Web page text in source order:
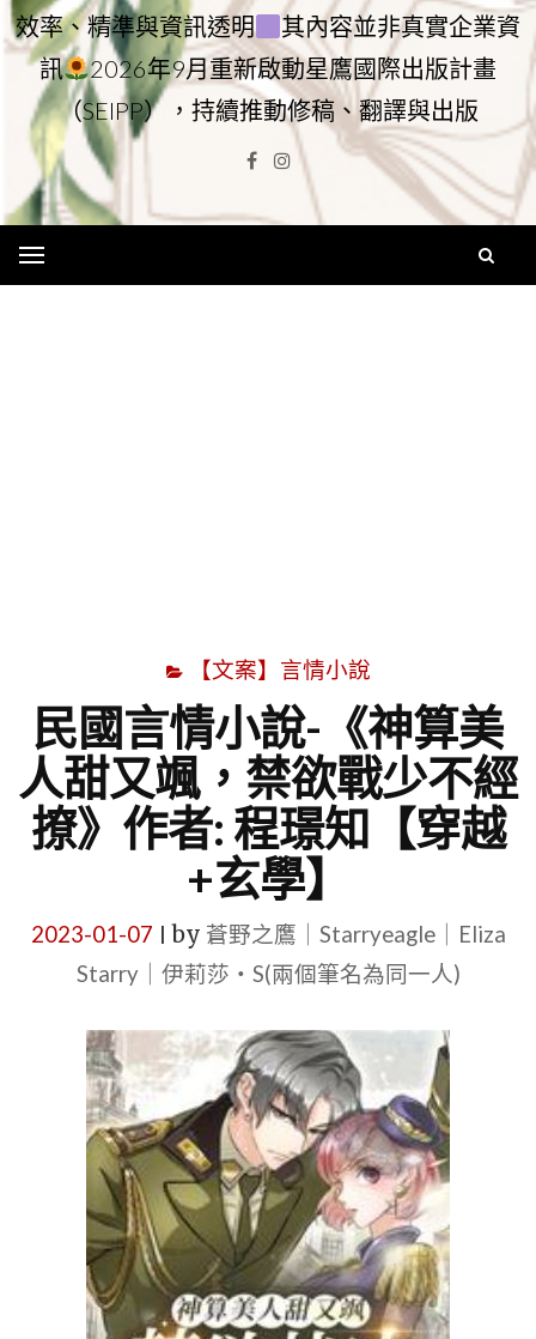
效率、精準與資訊透明
其內容並非真實企業資
訊
2026年9月重新啟動星鷹國際出版計畫
（SEIPP），持續推動修稿、翻譯與出版
Facebook
Instagram
【文案】言情小說
民國言情小說-《神算美
人甜又颯，禁欲戰少不經
撩》作者: 程璟知【穿越
+玄學】
2023-01-07 by 蒼野之鷹｜Starryeagle｜Eliza
Starry｜伊莉莎・S(兩個筆名為同一人)